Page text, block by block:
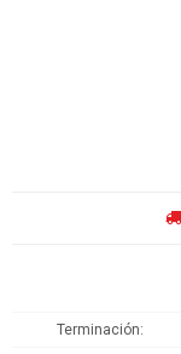
Terminación